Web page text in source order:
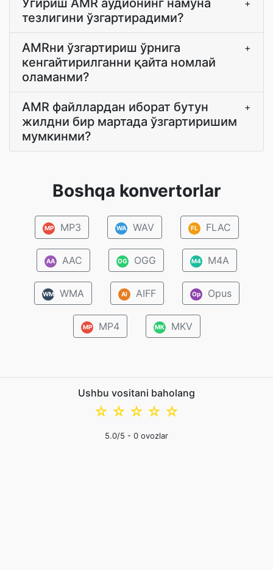
Ўгириш AMR аудионинг намуна
тезлигини ўзгартирадими?
+
AMRни ўзгартириш ўрнига
кенгайтирилганни қайта номлай
оламанми?
+
AMR файллардан иборат бутун
жилдни бир мартада ўзгартиришим
мумкинми?
+
Boshqa konvertorlar
MP MP3 WA WAV FL FLAC
AA AAC OG OGG M4 M4A
WM WMA AI AIFF Op Opus
MP MP4 MK MKV
Ushbu vositani baholang
☆
☆
☆
☆
☆
5.0/5 - 0 ovozlar